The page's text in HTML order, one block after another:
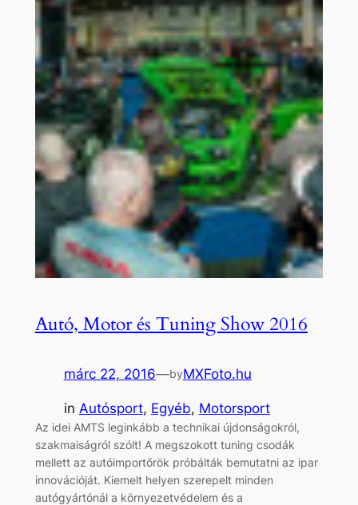
Autó, Motor és Tuning Show 2016
márc 22, 2016—byMXFoto.hu
in Autósport, Egyéb, Motorsport
Az idei AMTS leginkább a technikai újdonságokról,
szakmaiságról szólt! A megszokott tuning csodák
mellett az autóimportőrök próbálták bemutatni az ipar
innovációját. Kiemelt helyen szerepelt minden
autógyártónál a környezetvédelem és a